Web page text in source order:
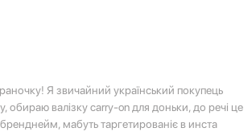
Я звичайний український покупець
обираю валізку carry-on для доньки, до речі це
мабуть таргетированіє в инста